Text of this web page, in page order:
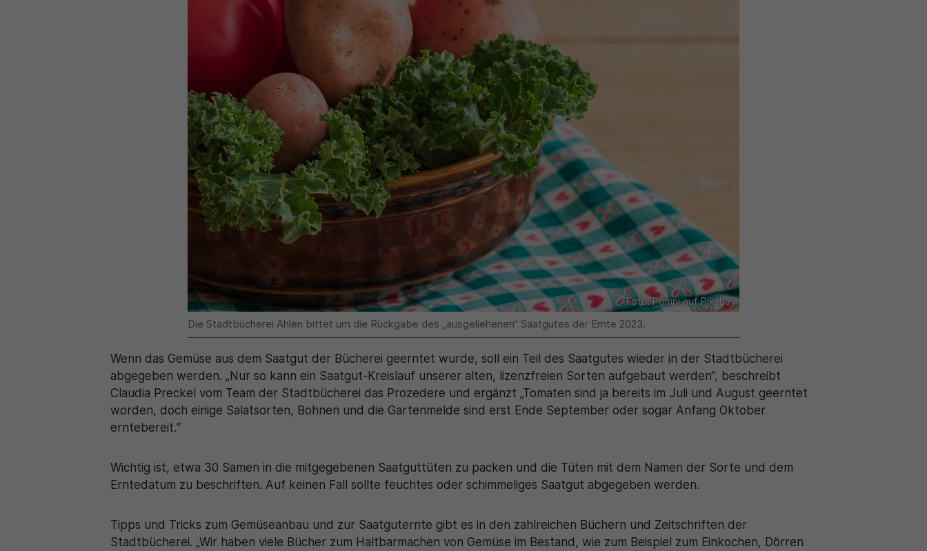
Foto: Pompi auf Pixabay
Die Stadtbücherei Ahlen bittet um die Rückgabe des „ausgeliehenen“ Saatgutes der Ernte 2023.
Wenn das Gemüse aus dem Saatgut der Bücherei geerntet wurde, soll ein Teil des Saatgutes wieder in der Stadtbücherei
abgegeben werden. „Nur so kann ein Saatgut-Kreislauf unserer alten, lizenzfreien Sorten aufgebaut werden“, beschreibt
Claudia Preckel vom Team der Stadtbücherei das Prozedere und ergänzt „Tomaten sind ja bereits im Juli und August geerntet
worden, doch einige Salatsorten, Bohnen und die Gartenmelde sind erst Ende September oder sogar Anfang Oktober
erntebereit.“
Wichtig ist, etwa 30 Samen in die mitgegebenen Saatguttüten zu packen und die Tüten mit dem Namen der Sorte und dem
Erntedatum zu beschriften. Auf keinen Fall sollte feuchtes oder schimmeliges Saatgut abgegeben werden.
Tipps und Tricks zum Gemüseanbau und zur Saatguternte gibt es in den zahlreichen Büchern und Zeitschriften der
Stadtbücherei. „Wir haben viele Bücher zum Haltbarmachen von Gemüse im Bestand, wie zum Beispiel zum Einkochen, Dörren
Zweck
generierte ID, für die historische Speicherung
Ihrer vorgenommen Einstellungen, falls der
Webseiten-Betreiber dies eingestellt hat.
Zweck
Details wie die eindeutige Besucher-ID zu
speichern.
Name _pk_ses\..*$
Anbieter Matomo
Laufzeit 30 Minuten
Zweck
Wird für statistische Zwecke verwendet, um
vorübergehende Daten des Besuchs zu
speichern.